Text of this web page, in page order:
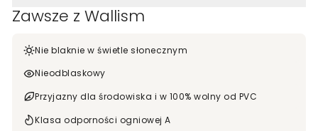
Zawsze z Wallism
Nie blaknie w świetle słonecznym
Nieodblaskowy
Przyjazny dla środowiska i w 100% wolny od PVC
Klasa odporności ogniowej A